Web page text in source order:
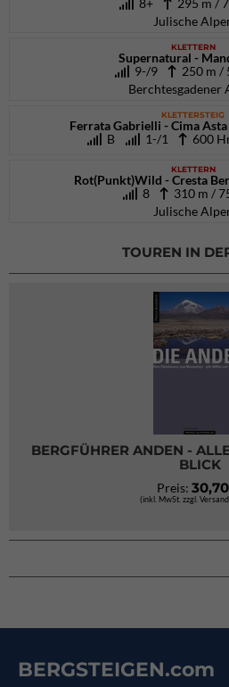
8+
295 m /
Julische
KLETTERN
Supernatural -
9-/9
250 m /
Berchtesgadener
KLETTERSTEIG
Ferrata Gabrielli - Cima
B
1-/1 600
KLETTERN
Rot(Punkt)Wild - Cresta
8
310 m /
Julische
TOUREN IN
BERGFÜHRER ANDEN -
BLICK
Preis:
(inkl. MwSt. zzgl.
BERGSTEIGEN.com